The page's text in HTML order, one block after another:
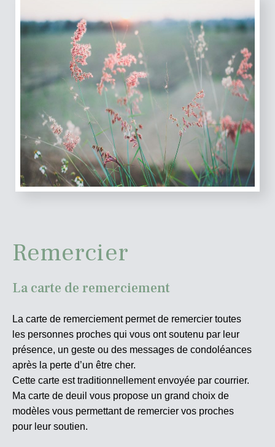
Remercier
La carte de remerciement
La carte de remerciement permet de remercier toutes
les personnes proches qui vous ont soutenu par leur
présence, un geste ou des messages de condoléances
après la perte d’un être cher.
Cette carte est traditionnellement envoyée par courrier.
Ma carte de deuil vous propose un grand choix de
modèles vous permettant de remercier vos proches
pour leur soutien.